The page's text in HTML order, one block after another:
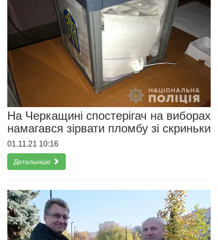
На Черкащині спостерігач на виборах
намагався зірвати пломбу зі скриньки
01.11.21 10:16
Детальніше